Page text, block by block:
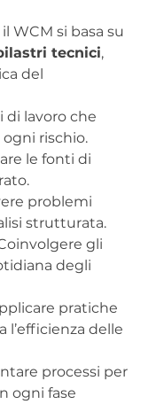
WCM si basa su
tecnici,
del
di lavoro che
rischio.
le fonti di
problemi
strutturata.
gli
degli
pratiche
delle
processi per
ogni fase